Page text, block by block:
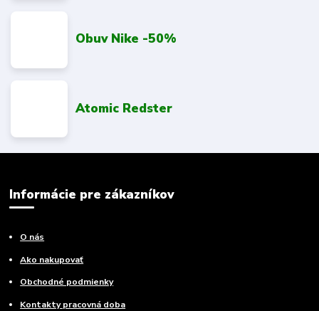
Obuv Nike -50%
Atomic Redster
Informácie pre zákazníkov
O nás
Ako nakupovať
Obchodné podmienky
Kontakty pracovná doba